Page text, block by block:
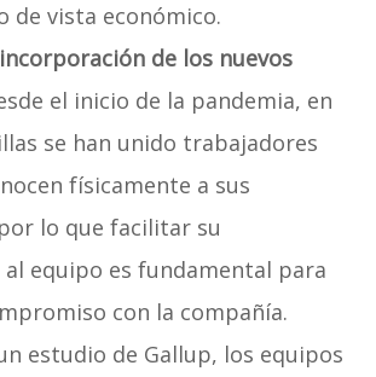
de vista económico.
de los nuevos
el inicio de la pandemia, en
se han unido trabajadores
físicamente a sus
lo que facilitar su
equipo es fundamental para
con la compañía.
estudio de Gallup, los equipos